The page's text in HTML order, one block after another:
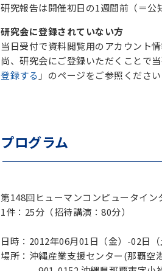
研究報告は開催初日の1週間前（＝公
研究会に登録されていない方
当日受付で資料閲覧用のアカウント
尚、研究会にご登録いただくことで
登録する 」のページをご参照ください
プログラム
第148回ヒューマンコンピュータイン
1件：25分（招待講演：80分）
日時：2012年06月01日（金）-02日（
場所：沖縄産業支援センター(那覇空